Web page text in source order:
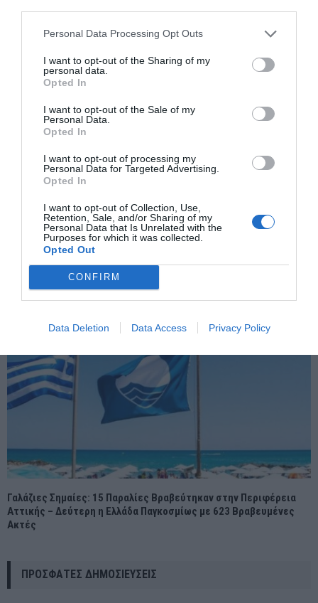
Personal Data Processing Opt Outs
I want to opt-out of the Sharing of my
personal data.
Opted In
I want to opt-out of the Sale of my
Personal Data.
Opted In
I want to opt-out of processing my
Personal Data for Targeted Advertising.
Opted In
I want to opt-out of Collection, Use,
Retention, Sale, and/or Sharing of my
Personal Data that Is Unrelated with the
Purposes for which it was collected.
Opted Out
CONFIRM
Data Deletion Data Access Privacy Policy
Προπύλαια.
Δήμητρα Τσεβά: «Καθαρός ουρανός, αστραπές δεν φοβάται»
Γαλάζιες Σημαίες: 15 Παραλίες Βραβεύτηκαν στην Περιφέρεια
Αττικής – Δεύτερη η Ελλάδα Παγκοσμίως με 623 Βραβευμένες
Ακτές
ΠΡΌΣΦΑΤΕΣ ΔΗΜΟΣΙΕΎΣΕΙΣ